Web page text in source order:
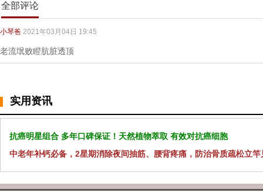
全部评论
小琴爸 2021年03月04日 19:45
老流氓败瞪肮脏透顶
实用资讯
抗癌明星组合 多年口碑保证！天然植物萃取 有效对抗癌细胞
中老年补钙必备，2星期消除夜间抽筋、腰背疼痛，防治骨质疏松立竿